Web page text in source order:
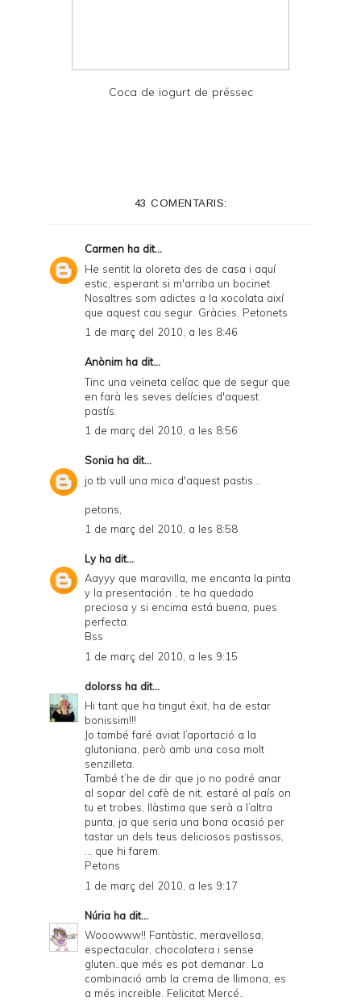
Coca de iogurt de préssec
43 COMENTARIS:
Carmen ha dit...
He sentit la oloreta des de casa i aquí
estic, esperant si m'arriba un bocinet.
Nosaltres som adictes a la xocolata així
que aquest cau segur. Gràcies. Petonets
1 de març del 2010, a les 8:46
Anònim ha dit...
Tinc una veïneta celíac que de segur que
en farà les seves delícies d'aquest
pastís.
1 de març del 2010, a les 8:56
Sonia ha dit...
jo tb vull una mica d'aquest pastis...
petons,
1 de març del 2010, a les 8:58
Lyha dit...
Aayyy que maravilla, me encanta la pinta
y la presentación , te ha quedado
preciosa y si encima está buena, pues
perfecta.
Bss
1 de març del 2010, a les 9:15
dolorss ha dit...
Hi tant que ha tingut éxit, ha de estar
bonissim!!!
Jo també faré aviat l’aportació a la
glutoniana, però amb una cosa molt
senzilleta.
També t’he de dir que jo no podré anar
al sopar del cafè de nit, estaré al país on
tu et trobes, llàstima que serà a l’altra
punta, ja que seria una bona ocasió per
tastar un dels teus deliciosos pastissos,
... que hi farem.
Petons
1 de març del 2010, a les 9:17
Núria ha dit...
Wooowww!! Fantàstic, meravellosa,
espectacular, chocolatera i sense
gluten..que més es pot demanar. La
combinació amb la crema de llimona, es
a més increible. Felicitat Mercé..